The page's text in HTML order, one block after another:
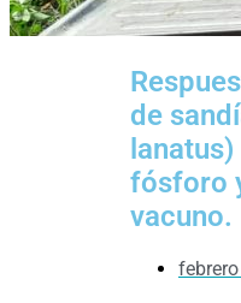
de
fósforo
vacuno.